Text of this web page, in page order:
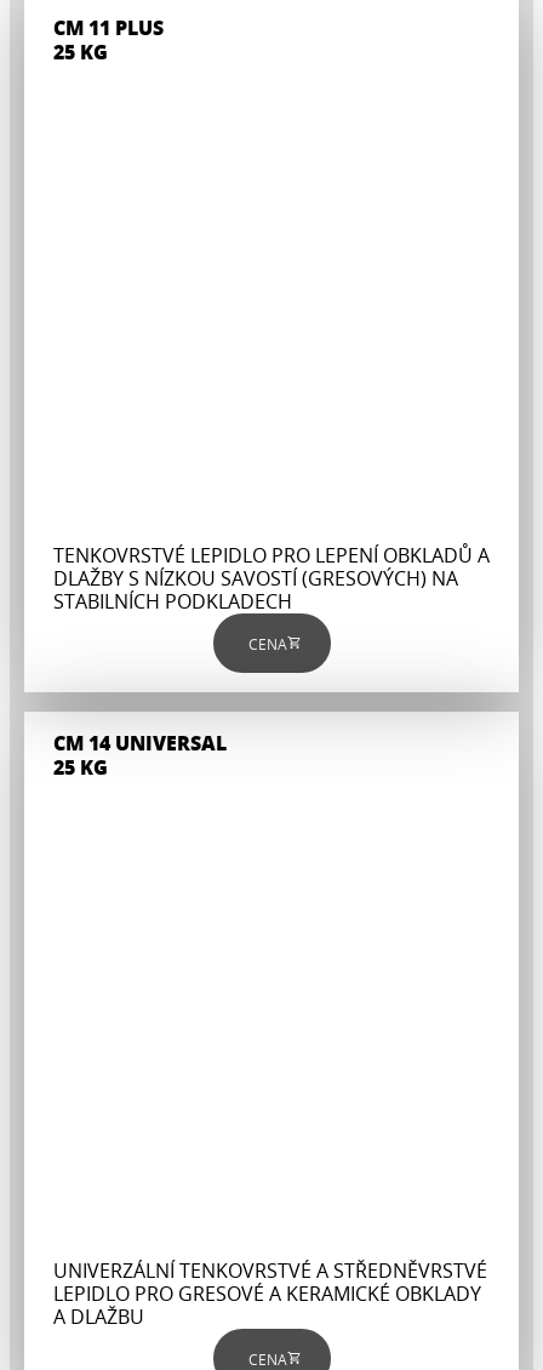
CM 11 PLUS
25 KG
TENKOVRSTVÉ LEPIDLO PRO LEPENÍ OBKLADŮ A
DLAŽBY S NÍZKOU SAVOSTÍ (GRESOVÝCH) NA
STABILNÍCH PODKLADECH
CENA
CM 14 UNIVERSAL
25 KG
UNIVERZÁLNÍ TENKOVRSTVÉ A STŘEDNĚVRSTVÉ
LEPIDLO PRO GRESOVÉ A KERAMICKÉ OBKLADY
A DLAŽBU
CENA